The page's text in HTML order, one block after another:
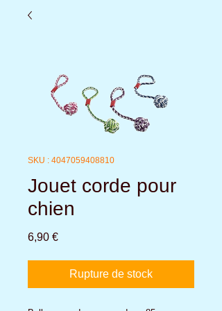
SKU : 4047059408810
Jouet corde pour
chien
6,90 €Prix
Rupture de stock